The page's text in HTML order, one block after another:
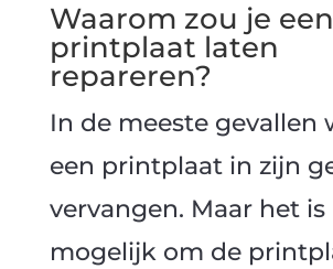
Waarom zou je een
printplaat laten
repareren?
In de meeste gevallen
een printplaat in zijn
vervangen. Maar het
mogelijk om de